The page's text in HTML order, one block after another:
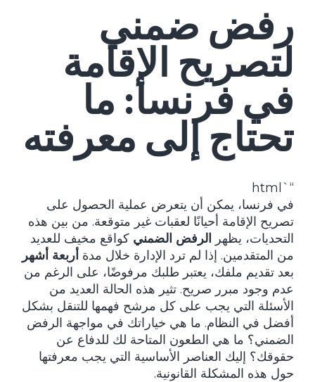
رفض ضمني
لتصريح الإقامة
في فرنسا: ما
تحتاج إلى معرفته
“`html
في فرنسا، يمكن أن يتعرض عملية الحصول على
تصريح الإقامة أحيانًا لعقبات غير متوقعة. من بين هذه
التحديات، يظهر
الرفض الضمني كواقع مخيف للعديد
من المتقدمين. إذا لم ترد الإدارة خلال مدة أربعة أشهر
بعد تقديم ملفك، يعتبر طلبك مرفوضًا، على الرغم من
عدم وجود مبرر صريح. تثير هذه الحالة العديد من
الأسئلة التي يجب على كل مرشح فهمها للتنقل بشكل
أفضل في النظام. ما هي خياراتك في مواجهة الرفض
الضمني؟ ما هي الطعون المتاحة لك للدفاع عن
حقوقك؟ إليك العناصر الأساسية التي يجب معرفتها
حول هذه المشكلة القانونية.